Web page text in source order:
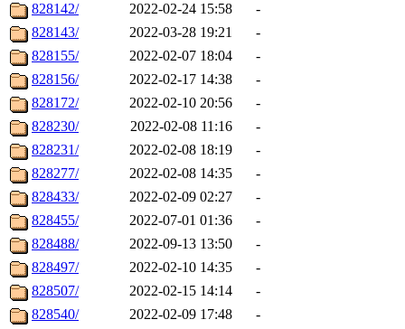
828142/
2022-02-24 15:58
-
828143/
2022-03-28 19:21
-
828155/
2022-02-07 18:04
-
828156/
2022-02-17 14:38
-
828172/
2022-02-10 20:56
-
828230/
2022-02-08 11:16
-
828231/
2022-02-08 18:19
-
828277/
2022-02-08 14:35
-
828433/
2022-02-09 02:27
-
828455/
2022-07-01 01:36
-
828488/
2022-09-13 13:50
-
828497/
2022-02-10 14:35
-
828507/
2022-02-15 14:14
-
828540/
2022-02-09 17:48
-